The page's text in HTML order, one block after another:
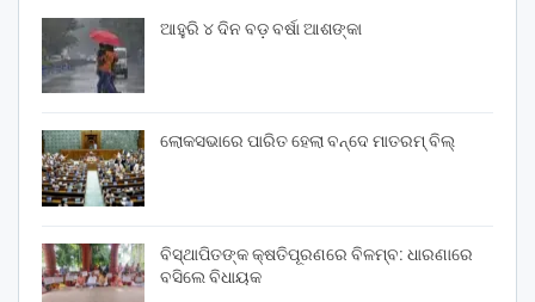
ଆହୁରି ୪ ଦିନ ବଡ଼ ବର୍ଷା ଆଶଙ୍କା
ଲୋକସଭାରେ ପାରିତ ହେଲା ବନ୍ଦେ ମାତରମ୍‌ ବିଲ୍‌
ବିସ୍ଥାପିତଙ୍କ କ୍ଷତିପୂରଣରେ ବିଳମ୍ବ: ଧାରଣାରେ
ବସିଲେ ବିଧାୟକ